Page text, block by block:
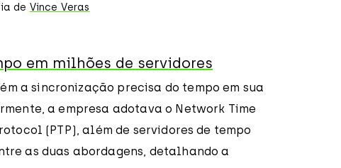
de Vince Veras
em milhões de servidores
a sincronização precisa do tempo em sua
a empresa adotava o Network Time
(PTP), além de servidores de tempo
as duas abordagens, detalhando a